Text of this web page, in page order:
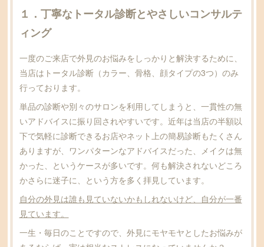
１．丁寧なトータル診断とやさしいコンサルテ
ィング
一度のご来店で外見のお悩みをしっかりと解決するために、
当店はトータル診断（カラー、骨格、顔タイプの3つ）のみ
行っております。
単品の診断や別々のサロンを利用してしまうと、一貫性の無
いアドバイスに振り回されやすいです。近年は当店の半額以
下で気軽に診断できるお店やネット上の簡易診断もたくさん
ありますが、ワンパターンなアドバイスだった、メイクは無
かった、というケースが多いです。何も解決されないどころ
かさらに迷子に、という方を多く拝見しています。
自分の外見は誰も見ていないかもしれないけど、自分が一番
見ています。
一生・毎日のことですので、外見にモヤモヤとしたお悩みが